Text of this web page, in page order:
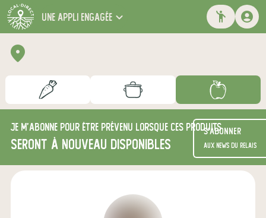
une appli engagée
Je m'abonne pour être prévenu lorsque ces produits
seront à nouveau disponibles
S'abonner
aux news du relais